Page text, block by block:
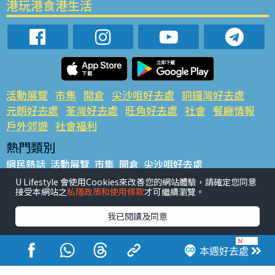
本週好去處
港玩港食港生活
活動展覽 市集 開倉 尖沙咀好去處 銅鑼灣好去處
元朗好去處 荃灣好去處 旺角好去處 社會 餐廳情報
戶外郊遊 社會福利
熱門類別
網民熱話 活動展覽 市集 開倉 尖沙咀好去處
銅鑼灣好去處 元朗好去處 荃灣好去處 旺角好去處 社會
餐廳情報 戶外郊遊
熱門標籤
#UGO搵好去處 #人氣活動推介 #美食社群熱話
#親子玩樂好去處
#ULifestyle應用程式
#限時搶
#UJetso禮物放送
#ULifestyle商戶中心 #著數 #網絡熱話
U Lifestyle 會使用Cookies來改善您的網站體驗，請確定您同意
接受本網站之私隱政策和使用條款才可繼續瀏覽。
我已閱讀及同意